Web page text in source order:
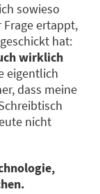
sowieso
ertappt,
hat:
wirklich
eigentlich
dass meine
nicht